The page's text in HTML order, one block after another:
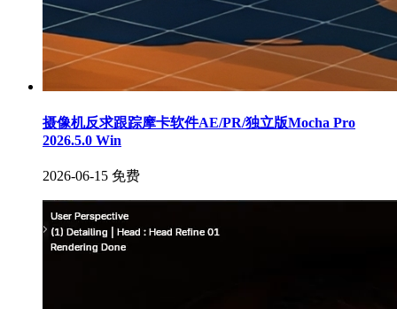
摄像机反求跟踪摩卡软件AE/PR/独立版Mocha Pro
2026.5.0 Win
2026-06-15 免费